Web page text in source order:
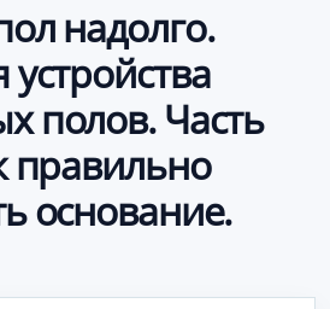
надолго.
полов. Часть
правильно
основание.